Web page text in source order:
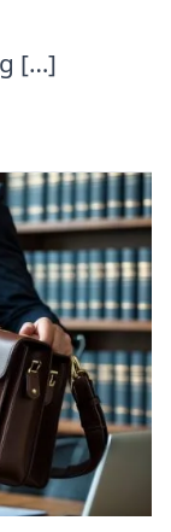
[…]